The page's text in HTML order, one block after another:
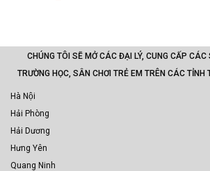
CHÚNG TÔI SẼ MỞ CÁC ĐẠI LÝ, CUNG CẤP
TRƯỜNG HỌC, SÂN CHƠI TRẺ EM TRÊN CÁC TỈNH
Hà Nội
Hải Phòng
Hải Dương
Hưng Yên
Quang Ninh